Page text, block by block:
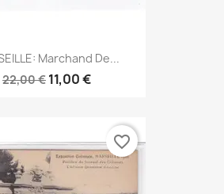
Marchand De...
22,00 € 11,00 €
favorite_border